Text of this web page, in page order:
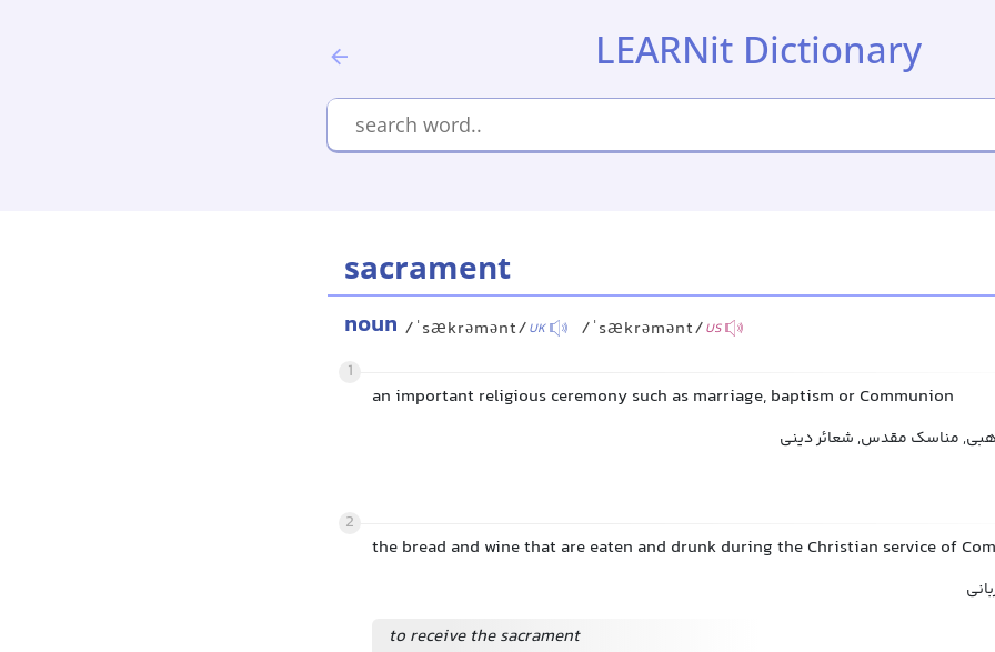
LEARNit Dictionary
sacrament
noun /ˈsækrəmənt/UK /ˈsækrəmənt/US
1
an important religious ceremony such as marriage, baptism or Communion
مناسک مقدس, شعائر دینی
2
the bread and wine that are eaten and drunk during the Christian service of
to receive the sacrament